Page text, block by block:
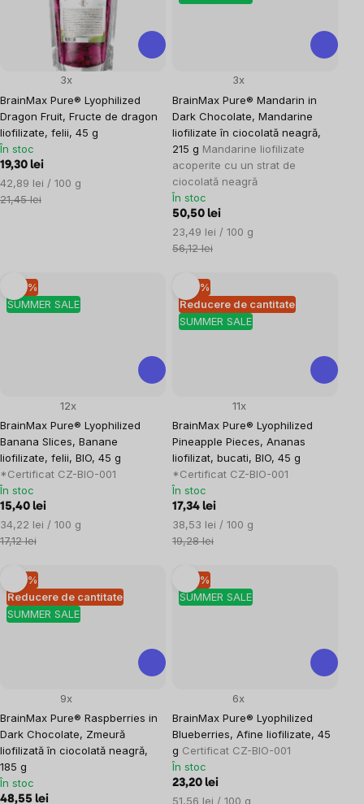
BrainMax Pure® Lyophilized
Dragon Fruit, Fructe de dragon
liofilizate, felii, 45 g
3x
În stoc
19,30 lei
Evaluare
preţ:
42,89 lei / 100 g
21,45 lei
BrainMax Pure® Mandarin in
Dark Chocolate, Mandarine
liofilizate în ciocolată neagră,
215 g Mandarine liofilizate
acoperite cu un strat de
ciocolată neagră
3x
În stoc
50,50 lei
Evaluare
preţ:
23,49 lei / 100 g
56,12 lei
SUMMER SALE
–10 %
BrainMax Pure® Lyophilized
Banana Slices, Banane
liofilizate, felii, BIO, 45 g
*Certificat CZ-BIO-001
12x
În stoc
15,40 lei
Evaluare
preţ:
34,22 lei / 100 g
17,12 lei
Reducere de cantitate
SUMMER SALE
–10 %
BrainMax Pure® Lyophilized
Pineapple Pieces, Ananas
liofilizat, bucati, BIO, 45 g
*Certificat CZ-BIO-001
11x
În stoc
17,34 lei
Evaluare
preţ:
38,53 lei / 100 g
19,28 lei
Reducere de cantitate
SUMMER SALE
–10 %
BrainMax Pure® Raspberries in
Dark Chocolate, Zmeură
liofilizată în ciocolată neagră,
185 g
9x
În stoc
48,55 lei
SUMMER SALE
–10 %
BrainMax Pure® Lyophilized
Blueberries, Afine liofilizate, 45
g Certificat CZ-BIO-001
6x
În stoc
23,20 lei
Evaluare
51,56 lei / 100 g